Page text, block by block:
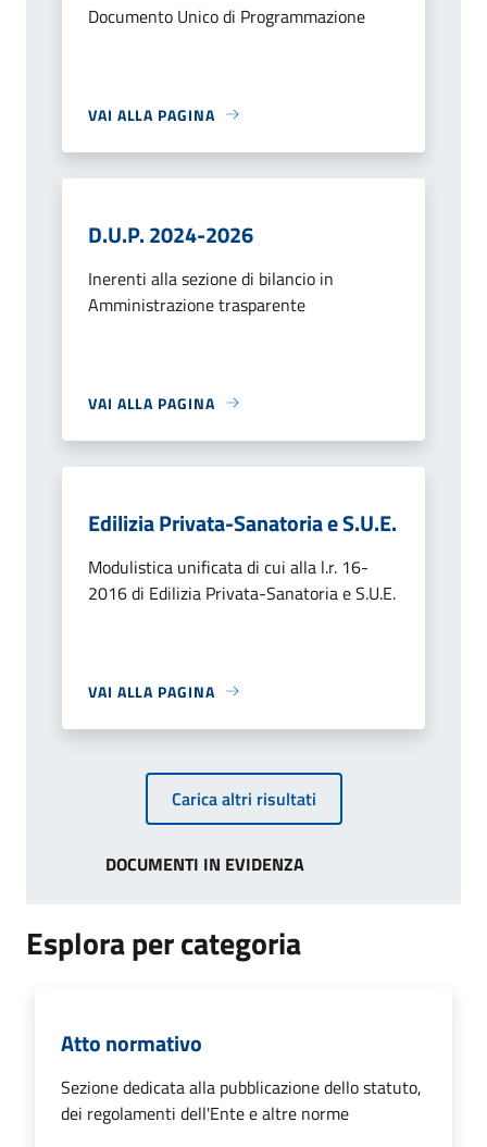
Documento Unico di Programmazione
VAI ALLA PAGINA
D.U.P. 2024-2026
Inerenti alla sezione di bilancio in
Amministrazione trasparente
VAI ALLA PAGINA
Edilizia Privata-Sanatoria e S.U.E.
Modulistica unificata di cui alla l.r. 16-
2016 di Edilizia Privata-Sanatoria e S.U.E.
VAI ALLA PAGINA
Carica altri risultati
DOCUMENTI IN EVIDENZA
Esplora per categoria
Atto normativo
Sezione dedicata alla pubblicazione dello statuto,
dei regolamenti dell'Ente e altre norme